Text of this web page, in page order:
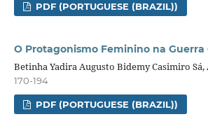
PDF (PORTUGUESE (BRAZIL))
O Protagonismo Feminino na Guerra
Betinha Yadira Augusto Bidemy Casimiro Sá,
170-194
PDF (PORTUGUESE (BRAZIL))